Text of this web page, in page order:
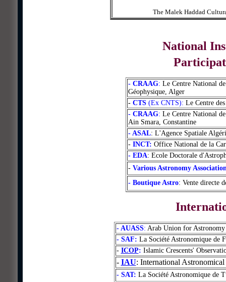
The Malek Haddad
National
- CRAAG: Le Centre National
Géophysique, Alger
-CTS (Ex CNTS): Le Centre
- CRAAG: Le Centre National
Ain Smara, Constantine
- ASAL: L'Agence Spatiale
- INCT: Office National de la
- EDA: Ecole Doctorale
- Various Astronomy
- Boutique Astro: Vente directe
- AUASS: Arab Union for Astronomy
- SAF: La Société Astronomique de
- ICOP: Islamic Crescents'
- IAU: International
- SAT: La Société Astronomique de